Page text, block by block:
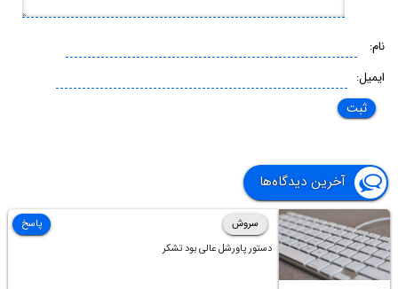
نام:
ایمیل:
آخرین دیدگاه‌ها
سروش
دستور پاورشل عالی بود تشکر
پاسخ